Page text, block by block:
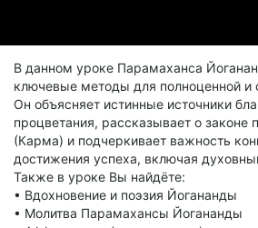
В данном уроке Парамаханса
ключевые методы для полноценной и
Он объясняет истинные источники
процветания, рассказывает о законе
(Карма) и подчеркивает важность
достижения успеха, включая
Также в уроке Вы найдёте:
• Вдохновение и поэзия Йогананды
• Молитва Парамахансы Йогананды